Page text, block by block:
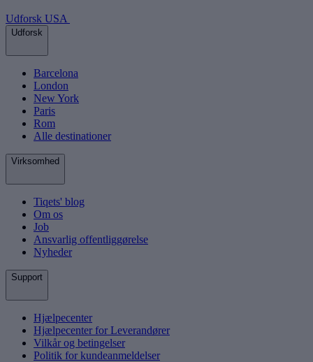
Udforsk USA
Udforsk
Barcelona
London
New York
Paris
Rom
Alle destinationer
Virksomhed
Tiqets' blog
Om os
Job
Ansvarlig offentliggørelse
Nyheder
Support
Hjælpecenter
Hjælpecenter for Leverandører
Vilkår og betingelser
Politik for kundeanmeldelser